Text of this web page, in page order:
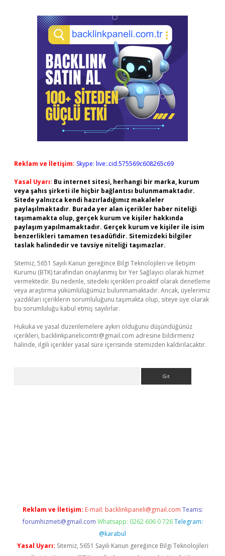
Reklam ve İletişim: Skype: live:.cid.575569c608265c69
Yasal Uyarı: Bu internet sitesi, herhangi bir marka, kurum
veya şahıs şirketi ile hiçbir bağlantısı bulunmamaktadır.
Sitede yalnızca kendi hazırladığımız makaleler
paylaşılmaktadır. Burada yer alan içerikler haber niteliği
taşımamakta olup, gerçek kurum ve kişiler hakkında
paylaşım yapılmamaktadır. Gerçek kurum ve kişiler ile isim
benzerlikleri tamamen tesadüfidir. Sitemizdeki bilgiler
taslak halindedir ve tavsiye niteliği taşımazlar.
Sitemiz, 5651 Sayılı Kanun gereğince Bilgi Teknolojileri ve İletişim
Kurumu (BTK) tarafından onaylanmış bir Yer Sağlayıcı olarak hizmet
vermektedir. Bu nedenle, sitedeki içerikleri proaktif olarak denetleme
veya araştırma yükümlülüğümüz bulunmamaktadır. Ancak, üyelerimiz
yazdıkları içeriklerin sorumluluğunu taşımakta olup, siteye üye olarak
bu sorumluluğu kabul etmiş sayılırlar.
Hukuka ve yasal düzenlemelere aykırı olduğunu düşündüğünüz
içerikleri, backlinkpanelicomtr@gmail.com adresine bildirmeniz
halinde, ilgili içerikler yasal süre içerisinde sitemizden kaldırılacaktır.
Reklam ve İletişim: E-mail: backlinkpaneli@gmail.com Teams:
forumhizmeti@gmail.com Whatsapp: 0262 606 0 726 Telegram:
@karabul
Yasal Uyarı: Sitemiz, 5651 Sayılı Kanun gereğince Bilgi Teknolojileri